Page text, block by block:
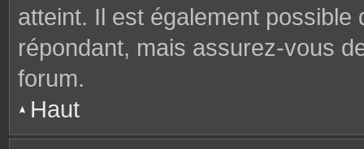
atteint. Il est également
répondant, mais assurez-vous
forum.
Haut